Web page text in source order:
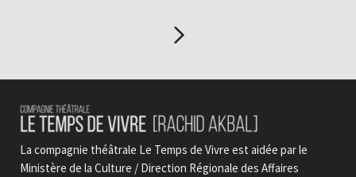
La compagnie théâtrale Le Temps de Vivre est aidée par le
Ministère de la Culture / Direction Régionale des Affaires